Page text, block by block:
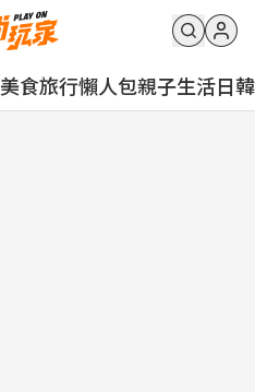
美食旅行懶人包親子生活日韓